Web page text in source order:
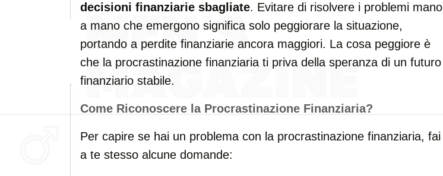
decisioni finanziarie sbagliate. Evitare di risolvere i problemi mano
a mano che emergono significa solo peggiorare la situazione,
portando a perdite finanziarie ancora maggiori. La cosa peggiore è
che la procrastinazione finanziaria ti priva della speranza di un futuro
finanziario stabile.
Come Riconoscere la Procrastinazione Finanziaria?
Per capire se hai un problema con la procrastinazione finanziaria, fai
a te stesso alcune domande: